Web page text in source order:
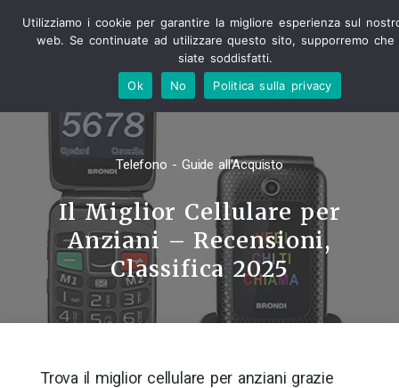
Telefono - Guide all'Acquisto
Il Miglior Cellulare per
Anziani – Recensioni,
Classifica 2025
Trova il miglior cellulare per anziani grazie
Utilizziamo i cookie per garantire la migliore esperienza sul
web. Se continuate ad utilizzare questo sito, supporremo che
siate soddisfatti.
Ok
No Politica sulla privacy